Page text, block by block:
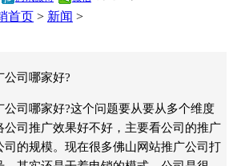
首页 > 新闻 >
公司哪家好?
公司哪家好?这个问题要从要从多个维度
公司推广效果好不好，主要看公司的推广
司的规模。现在很多佛山网站推广公司打